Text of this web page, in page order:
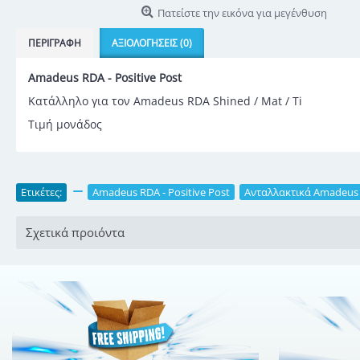
Πατείστε την εικόνα για μεγένθυση
ΠΕΡΙΓΡΑΦΉ ΑΞΙΟΛΟΓΉΣΕΙΣ (0)
Amadeus RDA - Positive Post
Κατάλληλο για τον Amadeus RDA Shined / Mat / Ti
Τιμή μονάδος
Ετικέτες: Amadeus RDA - Positive Post Ανταλλακτικά Amadeus
Σχετικά προιόντα